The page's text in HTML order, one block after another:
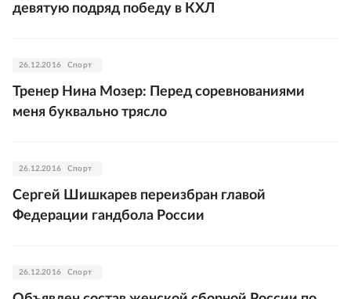
девятую подряд победу в КХЛ
26.12.2016 Спорт
Тренер Нина Мозер: Перед соревнованиями
меня буквально трясло
26.12.2016 Спорт
Сергей Шишкарев переизбран главой
Федерации гандбола России
26.12.2016 Спорт